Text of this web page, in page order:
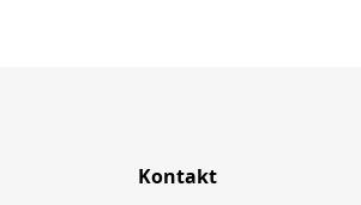
Kontakt